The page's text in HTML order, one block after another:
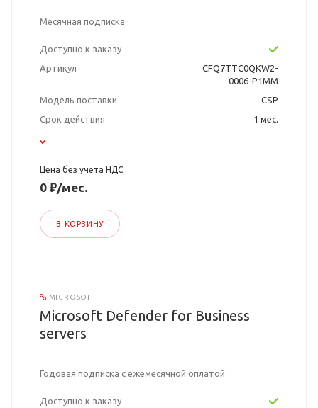
Месячная подписка
Доступно к заказу
Артикул
CFQ7TTC0QKW2-
0006-P1MM
Модель поставки
CSP
Срок действия
1 мес.
Цена без учета НДС
0 ₽/мес.
В КОРЗИНУ
MICROSOFT
Microsoft Defender for Business
servers
Годовая подписка с ежемесячной оплатой
Доступно к заказу